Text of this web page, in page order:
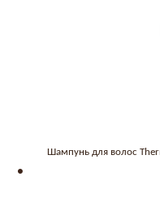
Шампунь для волос